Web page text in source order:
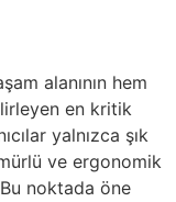
alanının hem
en kritik
yalnızca şık
ve ergonomik
noktada öne